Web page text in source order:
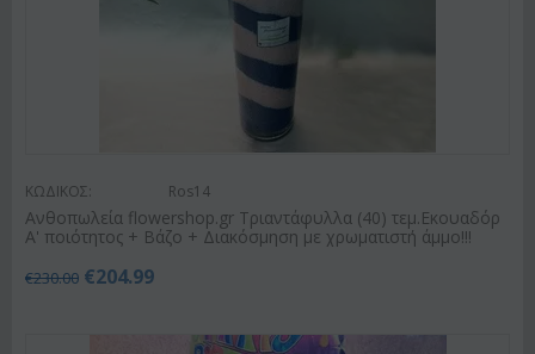
ΚΩΔΙΚΟΣ: Ros14
Ανθοπωλεία flowershop.gr Τριαντάφυλλα (40) τεμ.Εκουαδόρ
Α' ποιότητος + Βάζο + Διακόσμηση με χρωματιστή άμμο!!!
€230.00 €204.99